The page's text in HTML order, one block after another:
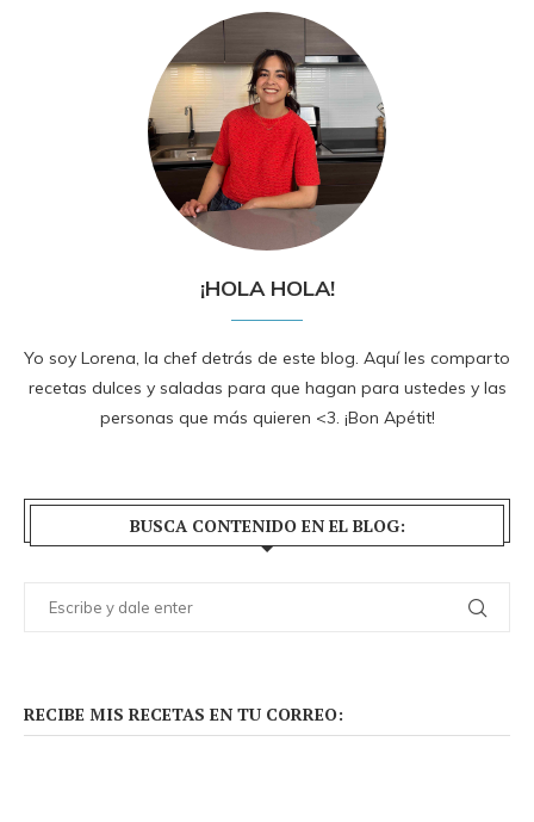
¡HOLA HOLA!
Yo soy Lorena, la chef detrás de este blog. Aquí les comparto
recetas dulces y saladas para que hagan para ustedes y las
personas que más quieren <3. ¡Bon Apétit!
BUSCA CONTENIDO EN EL BLOG:
RECIBE MIS RECETAS EN TU CORREO: